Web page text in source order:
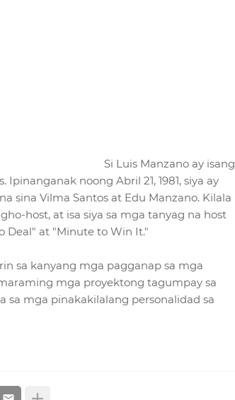
Si Luis Manzano ay isang
noong Abril 21, 1981, siya ay
sina Vilma Santos at Edu Manzano. Kilala
host, at isa siya sa mga tanyag na host
Deal" at "Minute to Win It."
sa kanyang mga pagganap sa mga
mga proyektong tagumpay sa
sa mga pinakakilalang personalidad sa